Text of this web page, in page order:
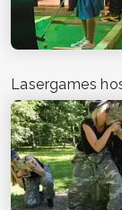
Lasergames